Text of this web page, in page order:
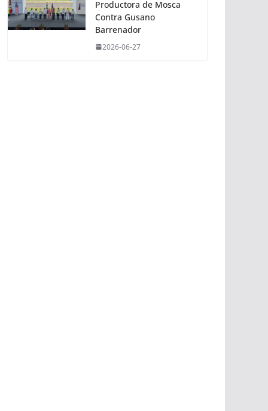
Productora de Mosca
Contra Gusano
Barrenador
2026-06-27